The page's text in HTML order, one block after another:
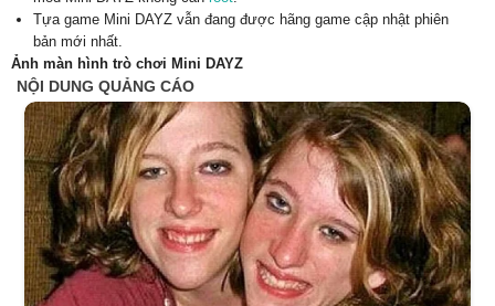
Tựa game Mini DAYZ vẫn đang được hãng game cập nhật phiên
bản mới nhất.
Ảnh màn hình trò chơi Mini DAYZ